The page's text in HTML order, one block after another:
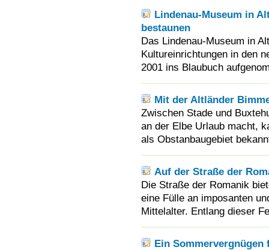
Lindenau-Museum in
bestaunen
Das Lindenau-Museum in
Kultureinrichtungen in den
2001 ins Blaubuch
Mit der Altländer
Zwischen Stade und
an der Elbe Urlaub macht,
als Obstanbaugebiet
Auf der Straße der
Die Straße der Romanik
eine Fülle an imposanten
Mittelalter. Entlang dieser
Ein